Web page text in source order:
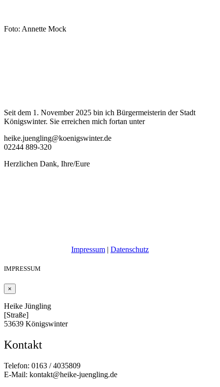
Foto: Annette Mock
Seit dem 1. November 2025 bin ich Bürgermeisterin der Stadt
Königswinter. Sie erreichen mich fortan unter
heike.juengling@koenigswinter.de
02244 889-320
Herzlichen Dank, Ihre/Eure
Impressum | Datenschutz
IMPRESSUM
×
Heike Jüngling
[Straße]
53639 Königswinter
Kontakt
Telefon: 0163 / 4035809
E-Mail: kontakt@heike-juengling.de